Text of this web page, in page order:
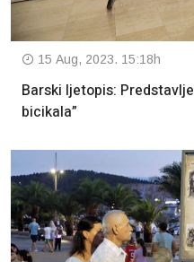
15 Aug, 2023. 15:18h
Barski ljetopis:
bicikala”